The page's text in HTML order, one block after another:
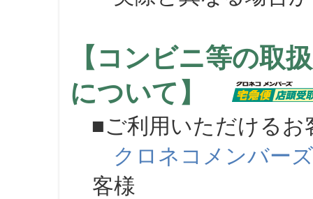
【コンビニ等の取
について】
■ご利用いただけるお
クロネコメンバーズ
客様